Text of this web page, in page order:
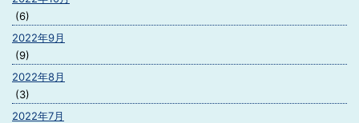
(6)
2022年9月
(9)
2022年8月
(3)
2022年7月